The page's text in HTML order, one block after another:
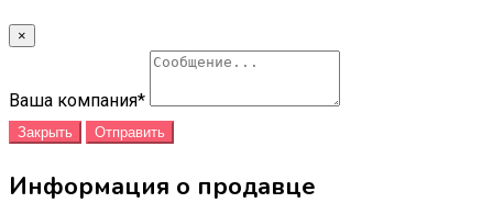
×
Ваша компания*
Закрыть Отправить
Информация о продавце